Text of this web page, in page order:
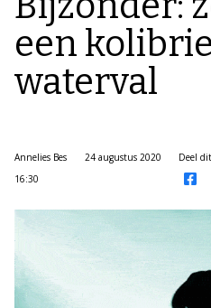
een
waterval
Annelies Bes
24 augustus 2020
16:30
Deel